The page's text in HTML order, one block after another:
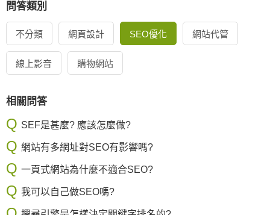
問答類別
不分類 網頁設計 SEO優化 網站代管
線上影音 購物網站
相關問答
SEF是甚麼? 應該怎麼做?
網站有多網址對SEO有影響嗎?
一頁式網站為什麼不適合SEO?
我可以自己做SEO嗎?